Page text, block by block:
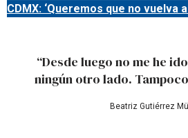
CDMX: ‘Queremos que no vuelva
“Desde luego no me he
ningún otro lado.
Beatriz Gutiérrez